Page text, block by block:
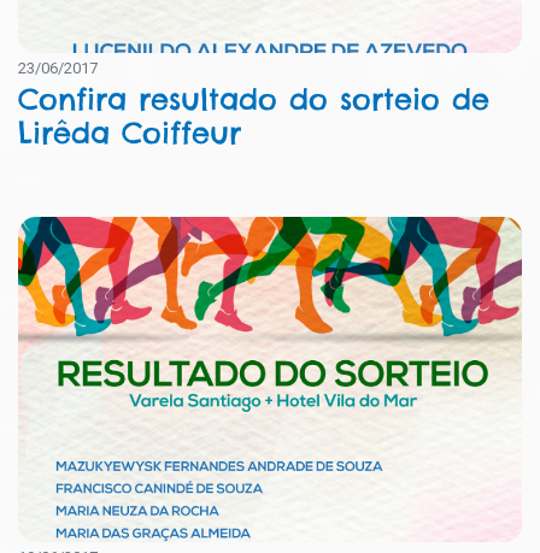
23/06/2017
Confira resultado do sorteio de
Lirêda Coiffeur